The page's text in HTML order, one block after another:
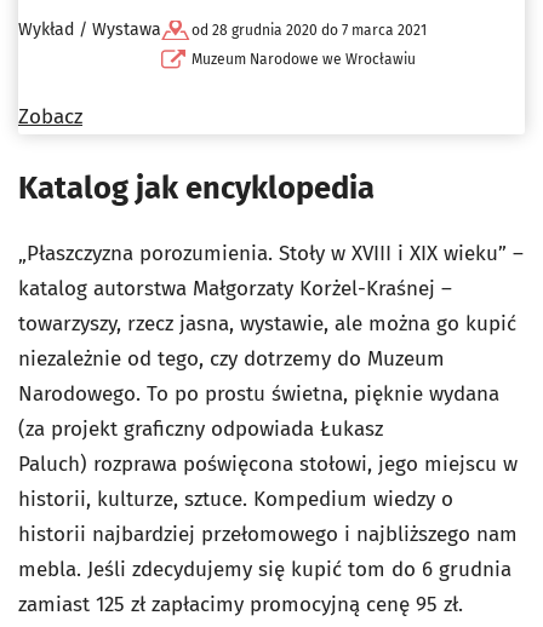
Wykład / Wystawa
od 28 grudnia 2020 do 7 marca 2021
Muzeum Narodowe we Wrocławiu
Zobacz
Katalog jak encyklopedia
„Płaszczyzna porozumienia. Stoły w XVIII i XIX wieku” –
katalog autorstwa Małgorzaty Korżel-Kraśnej –
towarzyszy, rzecz jasna, wystawie, ale można go kupić
niezależnie od tego, czy dotrzemy do Muzeum
Narodowego. To po prostu świetna, pięknie wydana
(za projekt graficzny odpowiada Łukasz
Paluch) rozprawa poświęcona stołowi, jego miejscu w
historii, kulturze, sztuce. Kompedium wiedzy o
historii najbardziej przełomowego i najbliższego nam
mebla. Jeśli zdecydujemy się kupić tom do 6 grudnia
zamiast 125 zł zapłacimy promocyjną cenę 95 zł.